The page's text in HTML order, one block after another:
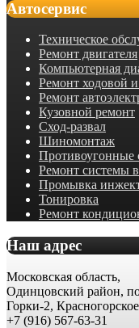
Автосервис
Техническое
Ремонт двигателя
Компьютерная
Ремонт ходовой
Ремонт
Кузовной ремонт
Сход-развал
Шиномонтаж
Противоугонные
Ремонт системы
Промывка
Тонировка
Ремонт
Наш адрес
Московская область,
Одинцовский район,
Горки-2,
+7 (916) 567-63-31